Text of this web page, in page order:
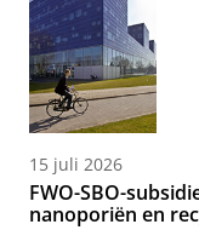
15 juli 2026
FWO-SBO-
nanoporiën en